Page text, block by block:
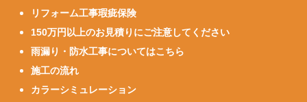
リフォーム工事瑕疵保険
150万円以上のお見積りにご注意してください
雨漏り・防水工事についてはこちら
施工の流れ
カラーシミュレーション